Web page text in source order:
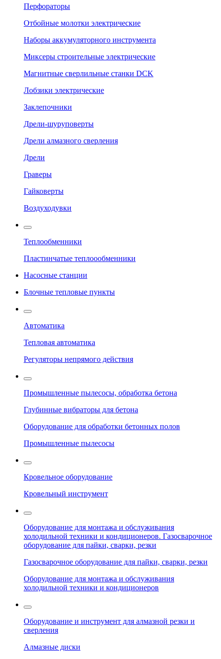
Перфораторы
Отбойные молотки электрические
Наборы аккумуляторного инструмента
Миксеры строительные электрические
Магнитные сверлильные станки DCK
Лобзики электрические
Заклепочники
Дрели-шуруповерты
Дрели алмазного сверления
Дрели
Граверы
Гайковерты
Воздуходувки
Теплообменники
Пластинчатые теплоообменники
Насосные станции
Блочные тепловые пункты
Автоматика
Тепловая автоматика
Регуляторы непрямого действия
Промышленные пылесосы, обработка бетона
Глубинные вибраторы для бетона
Оборудование для обработки бетонных полов
Промышленные пылесосы
Кровельное оборудование
Кровельный инструмент
Оборудование для монтажа и обслуживания
холодильной техники и кондиционеров. Газосварочное
оборудование для пайки, сварки, резки
Газосварочное оборудование для пайки, сварки, резки
Оборудование для монтажа и обслуживания
холодильной техники и кондиционеров
Оборудование и инструмент для алмазной резки и
сверления
Алмазные диски